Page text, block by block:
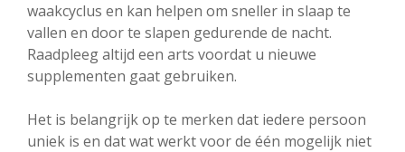
waakcyclus en kan helpen om sneller in slaap te
vallen en door te slapen gedurende de nacht.
Raadpleeg altijd een arts voordat u nieuwe
supplementen gaat gebruiken.
Het is belangrijk op te merken dat iedere persoon
uniek is en dat wat werkt voor de één mogelijk niet